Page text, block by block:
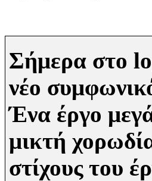
Σήμερα στο
νέο
Ένα έργο
μικτή
στίχους του